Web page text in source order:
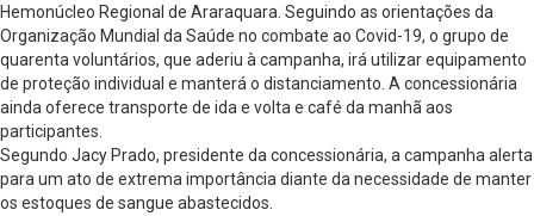
Hemonúcleo Regional de Araraquara. Seguindo as orientações da
Organização Mundial da Saúde no combate ao Covid-19, o grupo de
quarenta voluntários, que aderiu à campanha, irá utilizar equipamento
de proteção individual e manterá o distanciamento. A concessionária
ainda oferece transporte de ida e volta e café da manhã aos
participantes.
Segundo Jacy Prado, presidente da concessionária, a campanha alerta
para um ato de extrema importância diante da necessidade de manter
os estoques de sangue abastecidos.